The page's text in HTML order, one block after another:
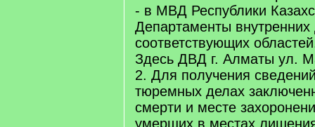
- в МВД Республики
Департаменты внутренних
соответствующих
Здесь ДВД г. Алматы ул.
2. Для получения
тюремных делах
смерти и месте
умерших в местах